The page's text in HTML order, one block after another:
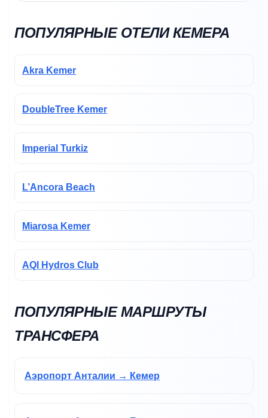
ПОПУЛЯРНЫЕ ОТЕЛИ КЕМЕРА
Akra Kemer
DoubleTree Kemer
Imperial Turkiz
L’Ancora Beach
Miarosa Kemer
AQI Hydros Club
ПОПУЛЯРНЫЕ МАРШРУТЫ
ТРАНСФЕРА
Аэропорт Анталии → Кемер